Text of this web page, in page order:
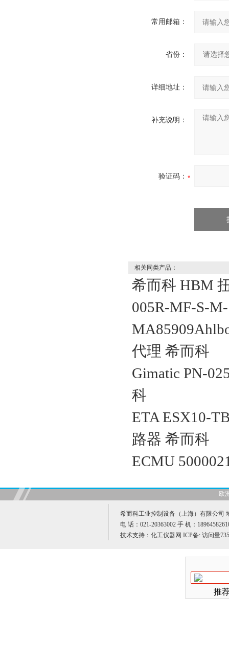
常用邮箱：
省份：
详细地址：
补充说明：
验证码：
相关同类产品：
希而科 HBM
005R-MF-S-M-
代理 希而科
Gimatic PN-
科
ETA ESX10-
路器 希而科
ECMU
欧
希而科工业控制设备（上海）有限公司
电 话：021-20363002 手 机：
技术支持： 化工仪器网 ICP备: 访问量
推